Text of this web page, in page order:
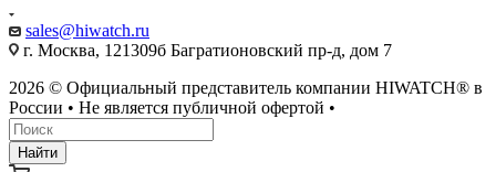
sales@hiwatch.ru
г. Москва, 121309б Багратионовский пр-д, дом 7
2026 © Официальный представитель компании HIWATCH® в
России • Не является публичной офертой •
Найти